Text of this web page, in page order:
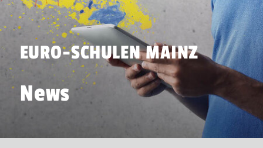
EURO-SCHULEN MAINZ
News